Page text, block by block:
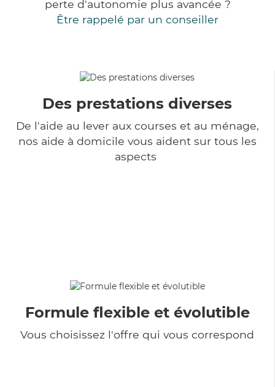
perte d'autonomie plus avancée ?
Être rappelé par un conseiller
Des prestations diverses
De l'aide au lever aux courses et au ménage,
nos aide à domicile vous aident sur tous les
aspects
Formule flexible et évolutible
Vous choisissez l'offre qui vous correspond